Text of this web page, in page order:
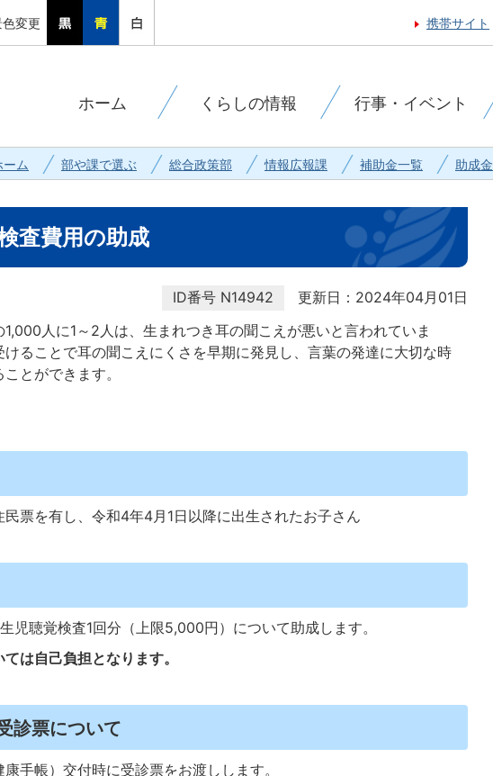
変更 携帯サイト
ホーム くらしの情報 行事・イベント
ーム 部や課で選ぶ 総合政策部 情報広報課 補助金一覧 助成金
査費用の助成
ID番号 N14942
更新日：2024年04月01日
人に1～2人は、生まれつき耳の聞こえが悪いと言われていま
ることで耳の聞こえにくさを早期に発見し、言葉の発達に大切な時
とができます。
票を有し、令和4年4月1日以降に出生されたお子さん
児聴覚検査1回分（上限5,000円）について助成します。
は自己負担となります。
診票について
手帳）交付時に受診票をお渡しします。